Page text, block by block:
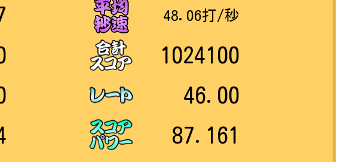
48.06打/秒
1024100
46.00
87.161